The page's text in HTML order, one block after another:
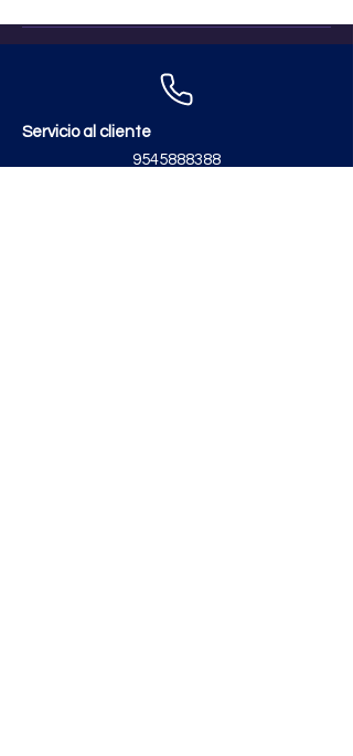
Servicio al cliente
9545888388